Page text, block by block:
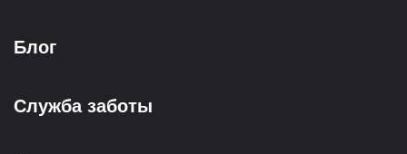
Блог
Служба заботы